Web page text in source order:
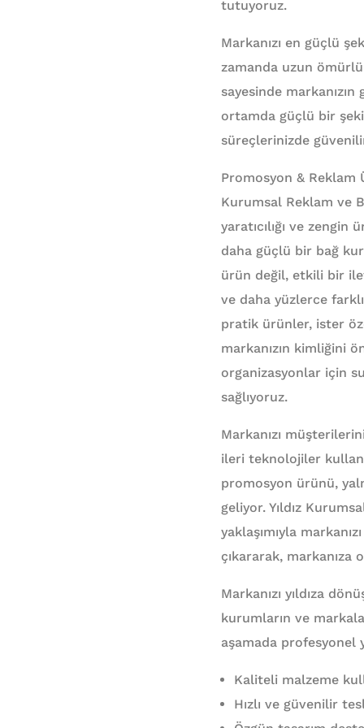
tutuyoruz.
Markanızı en güçlü
zamanda uzun
sayesinde
ortamda güçlü bir
süreçlerinizde
Promosyon & Reklam
Kurumsal Reklam ve
yaratıcılığı ve
daha güçlü bir bağ
ürün değil, etkili bir
ve daha yüzlerce
pratik ürünler, ister
markanızın kimliğini
organizasyonlar için
sağlıyoruz.
Markanızı
ileri teknolojiler
promosyon ürünü,
geliyor. Yıldız
yaklaşımıyla
çıkararak, markanıza
Markanızı yıldıza
kurumların ve
aşamada profesyonel
Kaliteli malzeme
Hızlı ve güvenilir